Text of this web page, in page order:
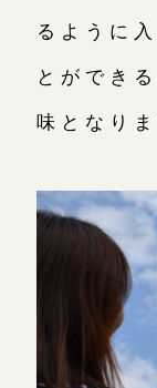
るように
とができ
味となりま